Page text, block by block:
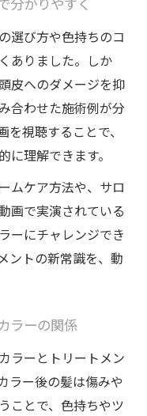
分かりやすく
選び方や色持ちのコ
ありました。しか
皮へのダメージを抑
合わせた施術例が分
視聴することで、
理解できます。
ムケア方法や、サロ
画で実演されている
ーにチャレンジでき
ントの新常識を、動
ラーの関係
ラーとトリートメン
ラー後の髪は傷みや
ことで、色持ちやツ